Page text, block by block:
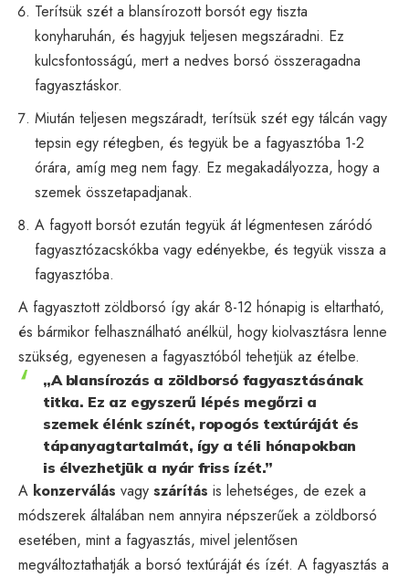
Terítsük szét a blansírozott borsót egy tiszta
konyharuhán, és hagyjuk teljesen megszáradni. Ez
kulcsfontosságú, mert a nedves borsó összeragadna
fagyasztáskor.
Miután teljesen megszáradt, terítsük szét egy tálcán vagy
tepsin egy rétegben, és tegyük be a fagyasztóba 1-2
órára, amíg meg nem fagy. Ez megakadályozza, hogy a
szemek összetapadjanak.
A fagyott borsót ezután tegyük át légmentesen záródó
fagyasztózacskókba vagy edényekbe, és tegyük vissza a
fagyasztóba.
A fagyasztott zöldborsó így akár 8-12 hónapig is eltartható,
és bármikor felhasználható anélkül, hogy kiolvasztásra lenne
szükség, egyenesen a fagyasztóból tehetjük az ételbe.
„A blansírozás a zöldborsó fagyasztásának
titka. Ez az egyszerű lépés megőrzi a
szemek élénk színét, ropogós textúráját és
tápanyagtartalmát, így a téli hónapokban
is élvezhetjük a nyár friss ízét.”
A konzerválás vagy szárítás is lehetséges, de ezek a
módszerek általában nem annyira népszerűek a zöldborsó
esetében, mint a fagyasztás, mivel jelentősen
megváltoztathatják a borsó textúráját és ízét. A fagyasztás a